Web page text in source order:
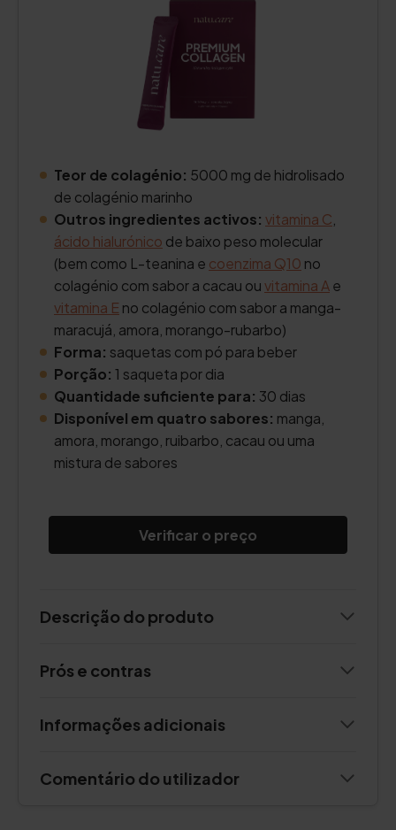
Teor de colagénio: 5000 mg de hidrolisado
de colagénio marinho
Outros ingredientes activos: vitamina C
ácido hialurónico de baixo peso molecular
(bem como L-teanina e coenzima Q10 no
colagénio com sabor a cacau ouvitamina Ae
vitamina E no colagénio com sabor a manga-
maracujá, amora, morango-rubarbo)
Forma: saquetas com pó para beber
Porção: 1 saqueta por dia
Quantidade suficiente para: 30 dias
Disponível em quatro sabores: manga,
amora, morango, ruibarbo, cacau ou uma
mistura de sabores
Verificar o preço
Descrição do produto
Prós e contras
Informações adicionais
Comentário do utilizador